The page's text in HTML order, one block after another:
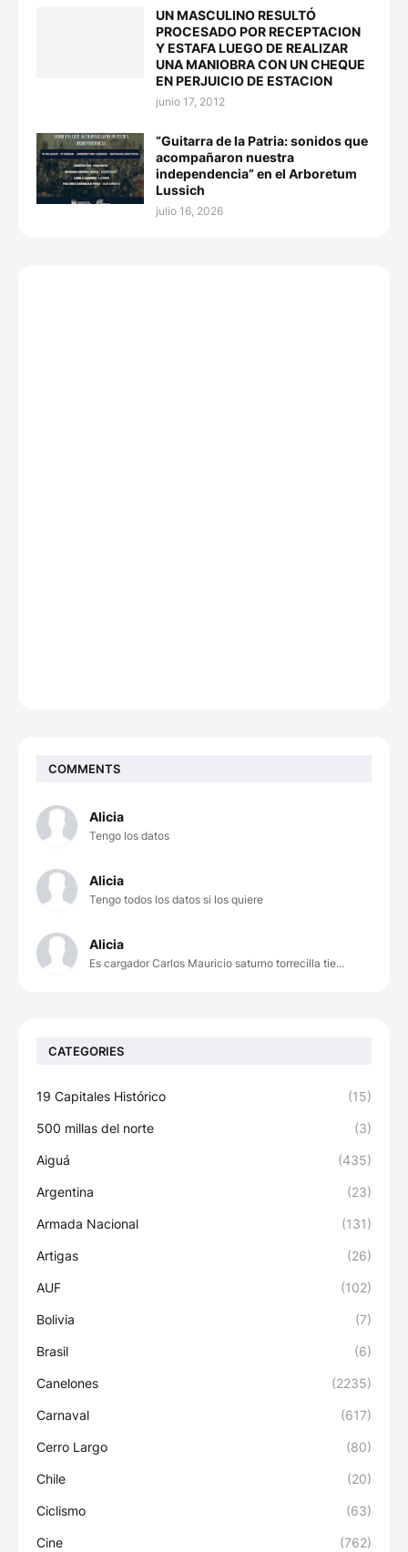
UN MASCULINO RESULTÓ
PROCESADO POR RECEPTACION
Y ESTAFA LUEGO DE REALIZAR
UNA MANIOBRA CON UN CHEQUE
EN PERJUICIO DE ESTACION
junio 17, 2012
“Guitarra de la Patria: sonidos que
acompañaron nuestra
independencia” en el Arboretum
Lussich
julio 16, 2026
COMMENTS
Alicia
Tengo los datos
Alicia
Tengo todos los datos si los quiere
Alicia
Es cargador Carlos Mauricio saturno torrecilla tie...
CATEGORIES
19 Capitales Histórico (15)
500 millas del norte (3)
Aiguá (435)
Argentina (23)
Armada Nacional (131)
Artigas (26)
AUF (102)
Bolivia (7)
Brasil (6)
Canelones (2235)
Carnaval (617)
Cerro Largo (80)
Chile (20)
Ciclismo (63)
Cine (762)